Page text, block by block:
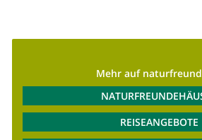
Mehr auf
REISEANGEBOTE